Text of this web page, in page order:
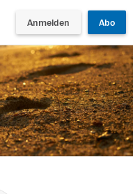
Anmelden Abo